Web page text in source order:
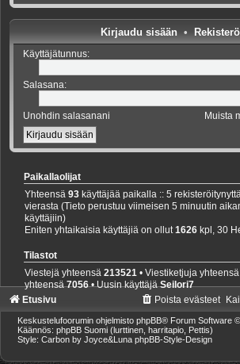
Kirjaudu sisään•
Käyttäjätunnus:
Salasana:
Unohdin salasanani Muista
Paikallaolijat
Yhteensä93 käyttäjää paikalla :: 5
vierasta (Tieto perustuu viimeisen 5 minuutin
käyttäjiin)
Eniten yhtaikaisia käyttäjiä on ollut1626 kpl, 30
Tilastot
Viestejä yhteensä213521 • Viestiketjuja
yhteensä7056• Uusin käyttäjäSeilori7
Etusivu
Poista evästeet
Keskustelufoorumin ohjelmisto phpBB® Forum Software
Käännös: phpBB Suomi (lurttinen, harritapio, Pettis)
Style: Carbon by Joyce&Luna phpBB-Style-Design